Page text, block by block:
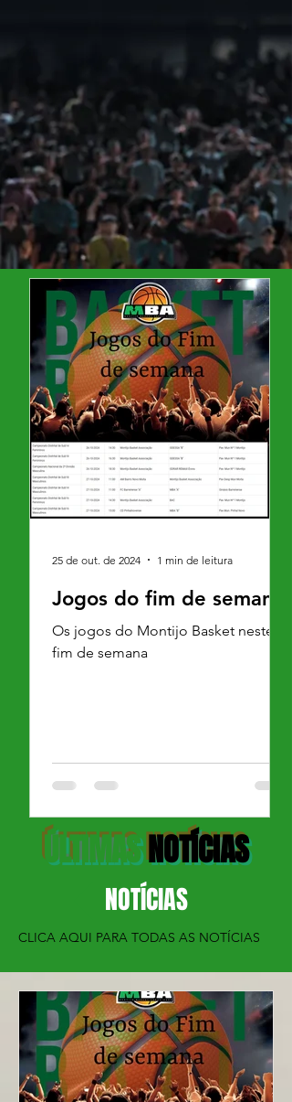
Jogos do fim de semana
Os jogos do Montijo Basket neste
fim de semana
25 de out. de 2024 1 min de leitura
ÚLTIMASNOTÍCIAS
NOTÍCIAS
CLICA AQUI PARA TODAS AS NOTÍCIAS